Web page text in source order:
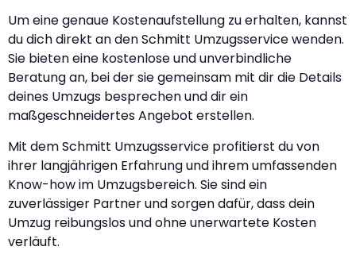
Um eine genaue Kostenaufstellung zu erhalten, kannst
du dich direkt an den Schmitt Umzugsservice wenden.
Sie bieten eine kostenlose und unverbindliche
Beratung an, bei der sie gemeinsam mit dir die Details
deines Umzugs besprechen und dir ein
maßgeschneidertes Angebot erstellen.
Mit dem Schmitt Umzugsservice profitierst du von
ihrer langjährigen Erfahrung und ihrem umfassenden
Know-how im Umzugsbereich. Sie sind ein
zuverlässiger Partner und sorgen dafür, dass dein
Umzug reibungslos und ohne unerwartete Kosten
verläuft.